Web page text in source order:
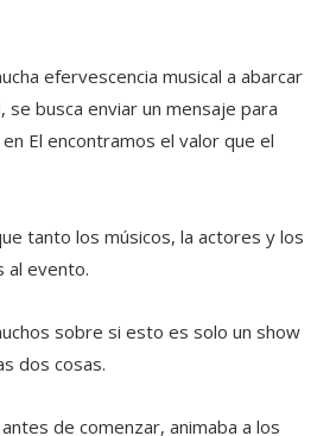
efervescencia musical a abarcar
busca enviar un mensaje para
El encontramos el valor que el
tanto los músicos, la actores y los
al evento.
sobre si esto es solo un show
dos cosas.
de comenzar, animaba a los